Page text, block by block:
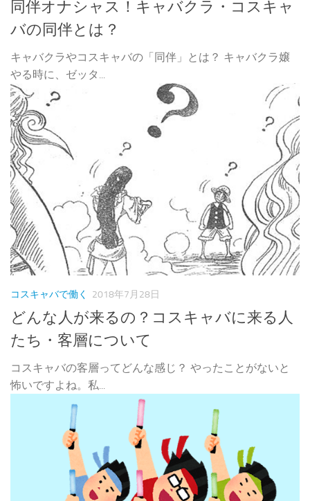
同伴オナシャス！キャバクラ・コスキャ
バの同伴とは？
キャバクラやコスキャバの「同伴」とは？ キャバクラ嬢
やる時に、ゼッタ...
コスキャバで働く 2018年7月28日
どんな人が来るの？コスキャバに来る人
たち・客層について
コスキャバの客層ってどんな感じ？ やったことがないと
怖いですよね。私...